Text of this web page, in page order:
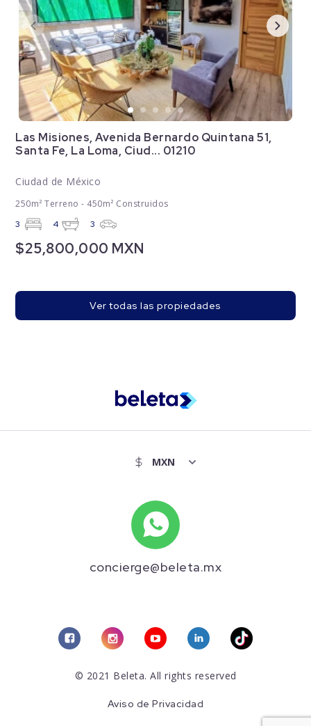
Las Misiones, Avenida Bernardo Quintana 51,
Santa Fe, La Loma, Ciud... 01210
Ciudad de México
250m² Terreno - 450m² Construidos
3 4 3
$25,800,000 MXN
Ver todas las propiedades
concierge@beleta.mx
© 2021 Beleta. All rights reserved
Aviso de Privacidad